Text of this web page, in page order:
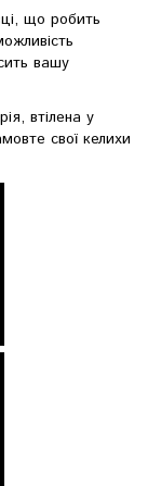
що робить
вашу
втілена у
свої келихи